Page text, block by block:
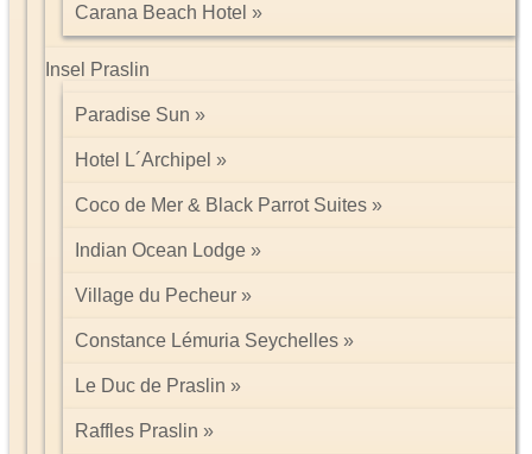
Carana Beach Hotel
Insel Praslin
Paradise Sun
Hotel L´Archipel
Coco de Mer & Black Parrot Suites
Indian Ocean Lodge
Village du Pecheur
Constance Lémuria Seychelles
Le Duc de Praslin
Raffles Praslin